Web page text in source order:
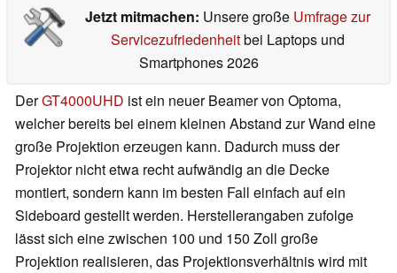
Jetzt mitmachen: Unsere große Umfrage zur
Servicezufriedenheitbei Laptops und
Smartphones 2026
DerGT4000UHD ist ein neuer Beamer von Optoma,
welcher bereits bei einem kleinen Abstand zur Wand eine
große Projektion erzeugen kann. Dadurch muss der
Projektor nicht etwa recht aufwändig an die Decke
montiert, sondern kann im besten Fall einfach auf ein
Sideboard gestellt werden. Herstellerangaben zufolge
lässt sich eine zwischen 100 und 150 Zoll große
Projektion realisieren, das Projektionsverhältnis wird mit